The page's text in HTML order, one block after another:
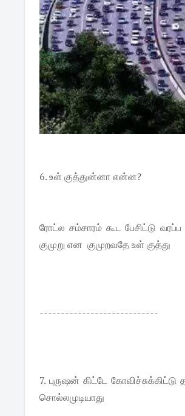
6. உள் குத்துன்னா என்ன?
ரோட்ல சம்சாரம் கூட பேசிட்டு
குமுறு என குமுறவதே உள் குத்து
----------------------------
7. புருஷன் கிட்டே
சொல்லமுடியாது